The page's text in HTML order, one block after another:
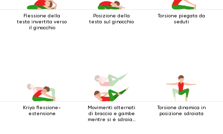
Flessione della
testa invertita verso
il ginocchio
Posizione della
testa sul ginocchio
Torsione piegata da
seduti
Kriya flessione-
estensione
Movimenti alternati
di braccia e gambe
mentre si è sdraiati
Torsione dinamica in
posizione sdraiata